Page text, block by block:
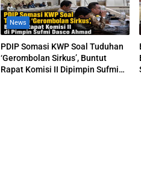
News
PDIP Somasi KWP Soal Tuduhan
‘Gerombolan Sirkus’, Buntut
Rapat Komisi II Dipimpin Sufmi